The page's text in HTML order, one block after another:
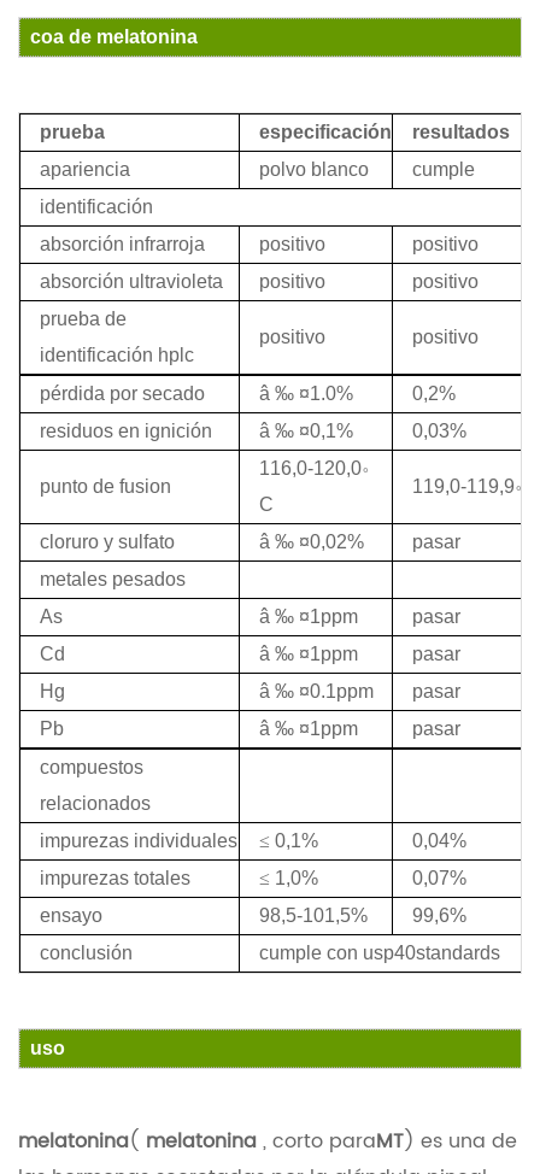
coa de melatonina
prueba especificación
resultados
apariencia
polvo blanco
cumple
identificación
absorción infrarroja
positivo
positivo
absorción ultravioleta
positivo
positivo
prueba de
identificación hplc
positivo positivo
pérdida por secado â ‰ ¤1.0%
0,2%
residuos en ignición
â ‰ ¤0,1% 0,03%
punto de fusion
116,0-120,0。
C
119,0-119,9。
cloruro y sulfato â ‰ ¤0,02%
pasar
metales pesados
As
â ‰ ¤1ppm
pasar
Cd
â ‰ ¤1ppm
pasar
Hg
â ‰ ¤0.1ppm
pasar
Pb
â ‰ ¤1ppm
pasar
compuestos
relacionados
impurezas individuales
≤ 0,1%
0,04%
impurezas totales
≤ 1,0%
0,07%
ensayo
98,5-101,5%
99,6%
conclusión
cumple con usp40standards
uso
melatonina( melatonina, corto paraMT) es una de